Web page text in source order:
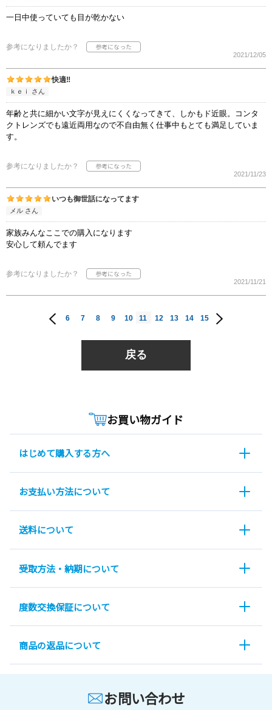
一日中使っていても目が乾かない
参考になりましたか？
2021/12/05
快適‼︎
ｋｅｉ さん
年齢と共に細かい文字が見えにくくなってきて、しかもド近眼。コンタ
クトレンズでも遠近両用なので不自由無く仕事中もとても満足していま
す。
参考になりましたか？
2021/11/23
いつも御世話になってます
メル さん
家族みんなここでの購入になります
安心して頼んでます
参考になりましたか？
2021/11/21
6 7 8 9 10 11 12 13 14 15
戻る
お買い物ガイド
はじめて購入する方へ
お支払い方法について
送料について
受取方法・納期について
度数交換保証について
商品の返品について
お問い合わせ